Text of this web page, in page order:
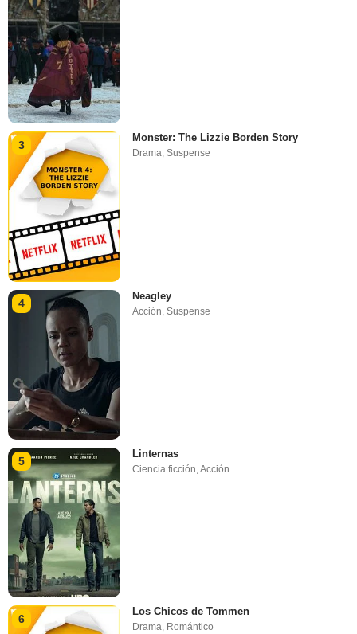
3
Monster: The Lizzie Borden Story
Drama,Suspense
4
Neagley
Acción ,Suspense
5
Linternas
Ciencia ficción,Acción
6
Los Chicos de Tommen
Drama, Romántico